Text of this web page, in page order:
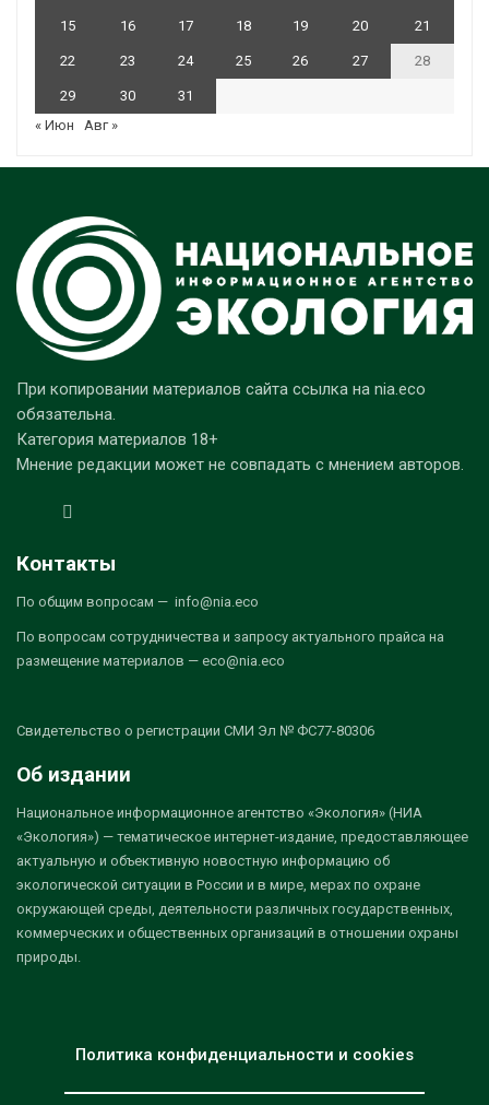
15 16 17 18 19 20 21
22 23 24 25 26 27 28
29 30
31
« Июн
Авг »
При копировании материалов сайта ссылка на nia.eco
обязательна.
Категория материалов 18+
Мнение редакции может не совпадать с мнением авторов.
Контакты
По общим вопросам — info@nia.eco
По вопросам сотрудничества и запросу актуального прайса на
размещение материалов — eco@nia.eco
Свидетельство о регистрации СМИ Эл № ФС77-80306
Об издании
Национальное информационное агентство «Экология» (НИА
«Экология») — тематическое интернет-издание, предоставляющее
актуальную и объективную новостную информацию об
экологической ситуации в России и в мире, мерах по охране
окружающей среды, деятельности различных государственных,
коммерческих и общественных организаций в отношении охраны
природы.
Политика конфиденциальности и cookies